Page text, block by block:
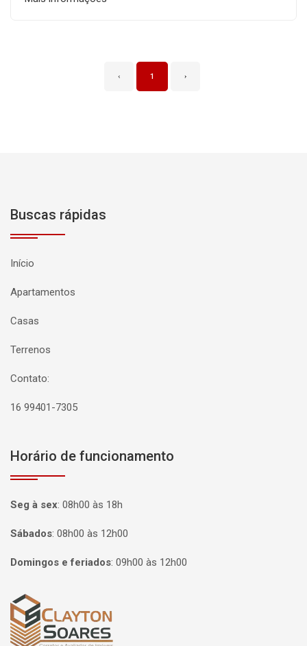
‹ 1 ›
Buscas rápidas
Início
Apartamentos
Casas
Terrenos
Contato:
16 99401-7305
Horário de funcionamento
Seg à sex: 08h00 às 18h
Sábados: 08h00 às 12h00
Domingos e feriados: 09h00 às 12h00
Página inicial